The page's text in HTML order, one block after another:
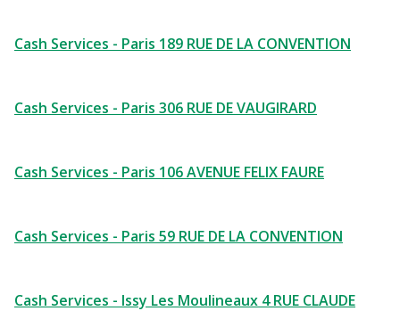
Cash Services - Paris 189 RUE DE LA CONVENTION
Cash Services - Paris 306 RUE DE VAUGIRARD
Cash Services - Paris 106 AVENUE FELIX FAURE
Cash Services - Paris 59 RUE DE LA CONVENTION
Cash Services - Issy Les Moulineaux 4 RUE CLAUDE